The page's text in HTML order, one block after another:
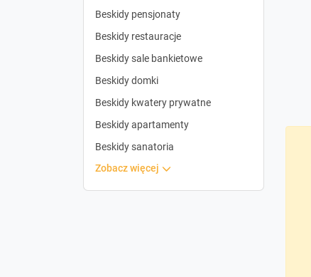
Beskidy pensjonaty
Beskidy restauracje
Beskidy sale bankietowe
Beskidy domki
Beskidy kwatery prywatne
Beskidy apartamenty
Beskidy sanatoria
zobacz więcej